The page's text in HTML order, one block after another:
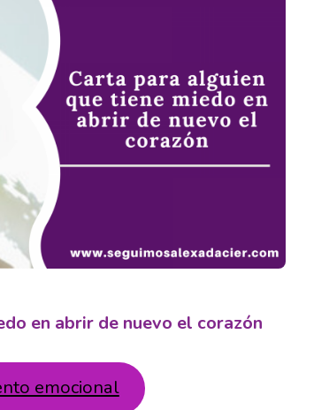
en abrir de nuevo el corazón
emocional